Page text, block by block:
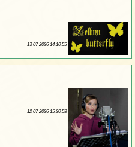
13 07 2026 14:10:55
12 07 2026 15:20:58